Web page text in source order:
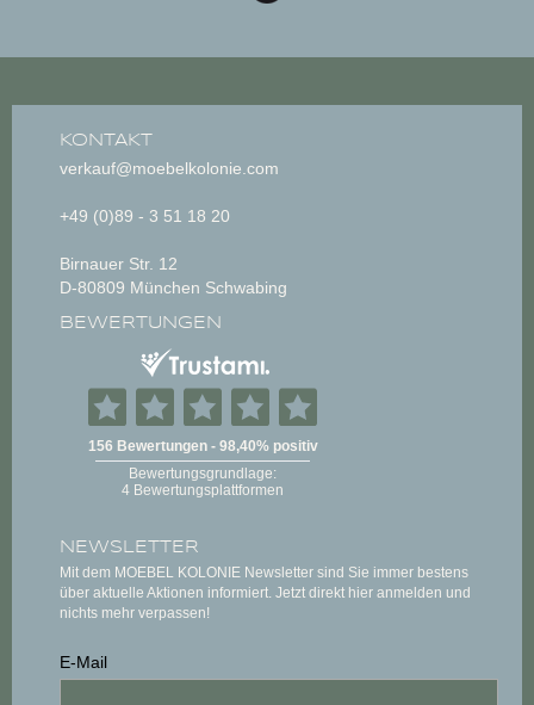
KONTAKT
verkauf@moebelkolonie.com
+49 (0)89 - 3 51 18 20
Birnauer Str. 12
D-80809 München Schwabing
BEWERTUNGEN
NEWSLETTER
Mit dem MOEBEL KOLONIE Newsletter sind Sie immer bestens
über aktuelle Aktionen informiert. Jetzt direkt hier anmelden und
nichts mehr verpassen!
E-Mail